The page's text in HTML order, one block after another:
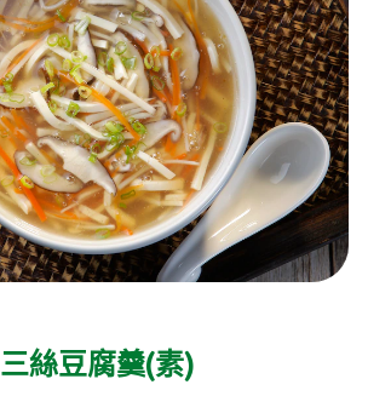
三絲豆腐羹(素)